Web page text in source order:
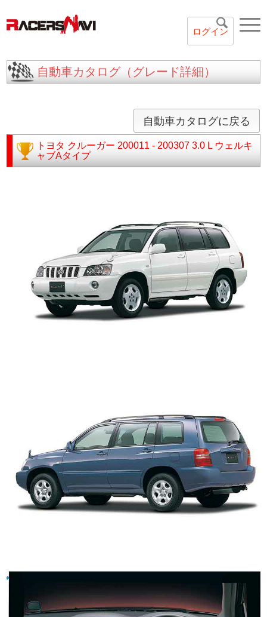
ログイン
自動車カタログ（グレード詳細）
自動車カタログに戻る
トヨタ クルーガー 200011 - 200307 3.0 L ウェルキ
ャブAタイプ